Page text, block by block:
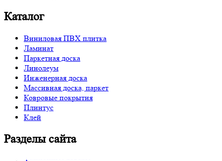
Каталог
Виниловая ПВХ плитка
Ламинат
Паркетная доска
Линолеум
Инженерная доска
Массивная доска, паркет
Ковровые покрытия
Плинтус
Клей
Разделы сайта